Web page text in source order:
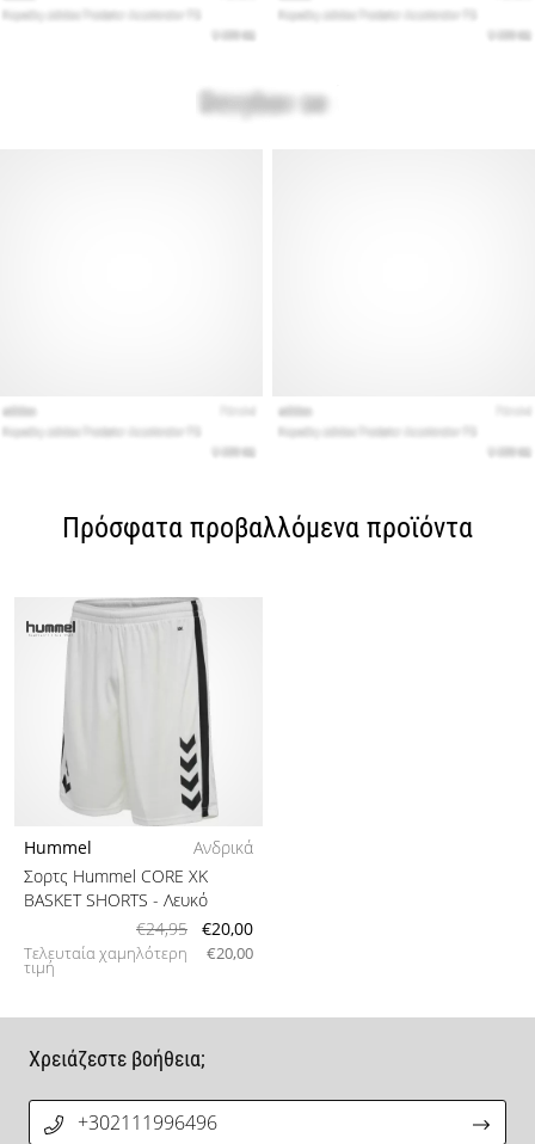
Πρόσφατα προβαλλόμενα προϊόντα
Hummel
Ανδρικά
Σορτς Hummel CORE XK
BASKET SHORTS - Λευκό
€24,95
€20,00
Τελευταία χαμηλότερη
τιμή
€20,00
Χρειάζεστε βοήθεια;
+302111996496